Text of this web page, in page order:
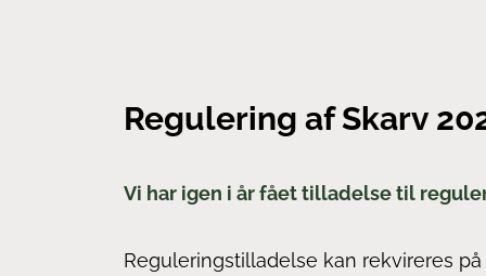
Regulering af Skarv
Vi har igen i år fået tilladelse til
Reguleringstilladelse kan rekvireres på